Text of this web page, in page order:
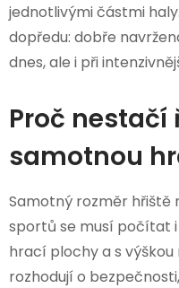
jednotlivými částmi
dopředu: dobře
dnes, ale i při
Proč nestačí
samotnou
Samotný rozměr hřiště
sportů se musí počítat
hrací plochy a s
rozhodují o